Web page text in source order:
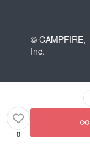
© CAMPFIRE,
Inc.
0